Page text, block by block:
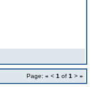
Page:« <1 of1 >»